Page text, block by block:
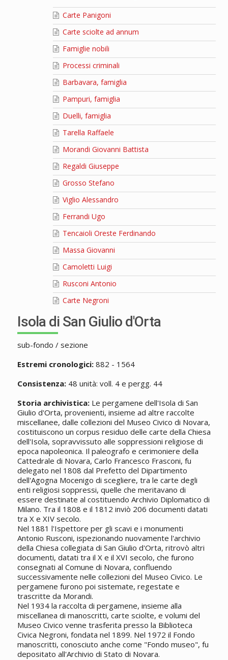
Carte Panigoni
Carte sciolte ad annum
Famiglie nobili
Processi criminali
Barbavara, famiglia
Pampuri, famiglia
Duelli, famiglia
Tarella Raffaele
Morandi Giovanni Battista
Regaldi Giuseppe
Grosso Stefano
Viglio Alessandro
Ferrandi Ugo
Tencaioli Oreste Ferdinando
Massa Giovanni
Camoletti Luigi
Rusconi Antonio
Carte Negroni
Isola di San Giulio d'Orta
sub-fondo / sezione
Estremi cronologici:882 - 1564
Consistenza:48 unità: voll. 4 e pergg. 44
Storia archivistica:Le pergamene dell'Isola di San
Giulio d'Orta, provenienti, insieme ad altre raccolte
miscellanee, dalle collezioni del Museo Civico di Novara,
costituiscono un corpus residuo delle carte della Chiesa
dell'Isola, sopravvissuto alle soppressioni religiose di
epoca napoleonica. Il paleografo e cerimoniere della
Cattedrale di Novara, Carlo Francesco Frasconi, fu
delegato nel 1808 dal Prefetto del Dipartimento
dell'Agogna Mocenigo di scegliere, tra le carte degli
enti religiosi soppressi, quelle che meritavano di
essere destinate al costituendo Archivio Diplomatico di
Milano. Tra il 1808 e il 1812 inviò 206 documenti datati
tra X e XIV secolo.
Nel 1881 l'Ispettore per gli scavi e i monumenti
Antonio Rusconi, ispezionando nuovamente l'archivio
della Chiesa collegiata di San Giulio d'Orta, ritrovò altri
documenti, datati tra il X e il XVI secolo, che furono
consegnati al Comune di Novara, confluendo
successivamente nelle collezioni del Museo Civico. Le
pergamene furono poi sistemate, regestate e
trascritte da Morandi.
Nel 1934 la raccolta di pergamene, insieme alla
miscellanea di manoscritti, carte sciolte, e volumi del
Museo Civico venne trasferita presso la Biblioteca
Civica Negroni, fondata nel 1899. Nel 1972 il Fondo
manoscritti, conosciuto anche come "Fondo museo", fu
depositato all'Archivio di Stato di Novara.